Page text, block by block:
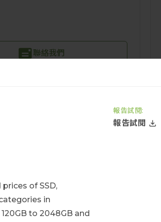
of SSD,
in
to 2048GB and
報告試閱:
報告試閱
聯絡我們
聯絡我們